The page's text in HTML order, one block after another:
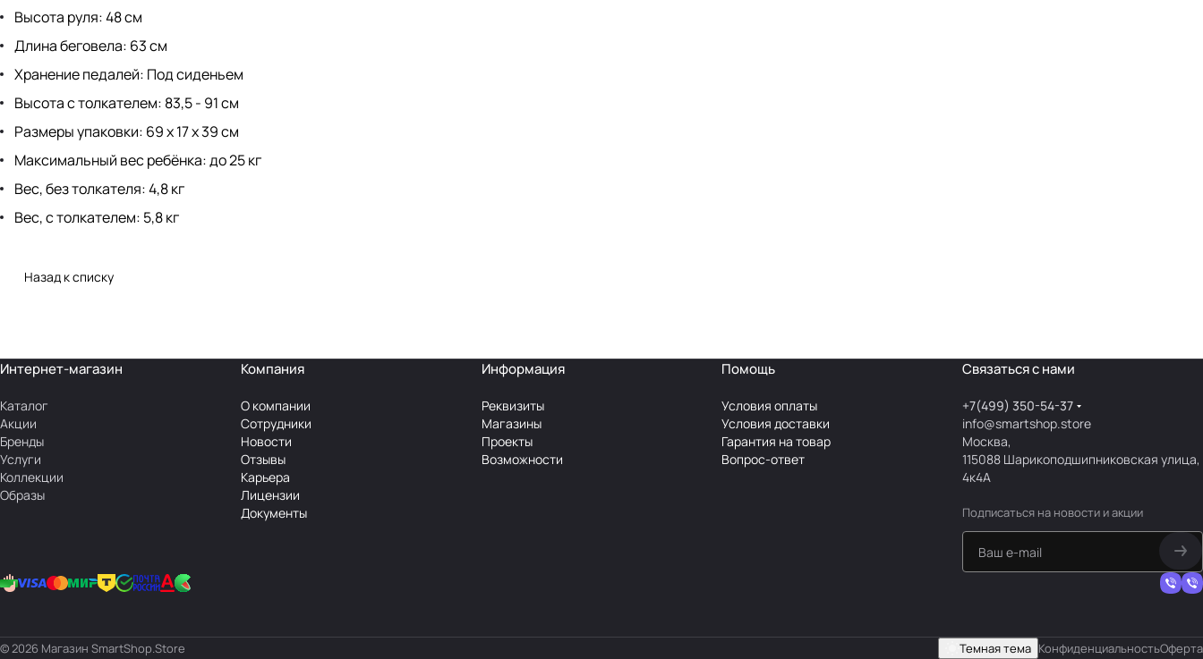
Высота руля: 48 см
Длина беговела: 63 см
Хранение педалей: Под сиденьем
Высота с толкателем: 83,5 - 91 см
Размеры упаковки: 69 х 17 х 39 см
Максимальный вес ребёнка: до 25 кг
Вес, без толкателя: 4,8 кг
Вес, с толкателем: 5,8 кг
Назад к списку
Интернет-магазин
Каталог
Акции
Бренды
Услуги
Коллекции
Образы
Компания
О компании
Сотрудники
Новости
Отзывы
Карьера
Лицензии
Документы
Информация
Реквизиты
Магазины
Проекты
Возможности
Помощь
Условия оплаты
Условия доставки
Гарантия на товар
Вопрос-ответ
Связаться с нами
+7(499) 350-54-37
info@smartshop.store
Москва,
115088 Шарикоподшипниковская улица,
4к4А
Подписаться на новости и акции
© 2026 Магазин SmartShop.Store Темная тема КонфиденциальностьОферта